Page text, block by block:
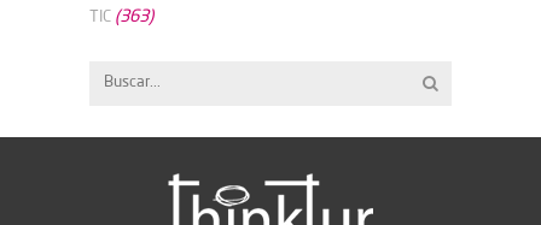
TIC (363)